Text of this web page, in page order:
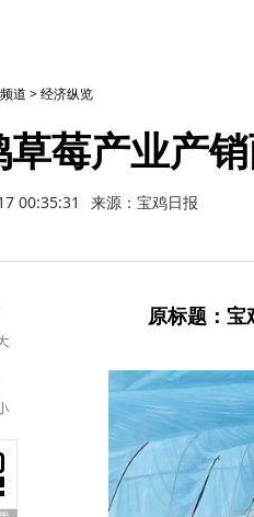
道 >经济纵览
草莓产业产
00:35:31 来源：宝鸡日报
原标题：宝